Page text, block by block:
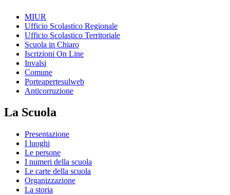
MIUR
Ufficio Scolastico Regionale
Ufficio Scolastico Territoriale
Scuola in Chiaro
Iscrizioni On Line
Invalsi
Comune
Porteapertesulweb
Anticorruzione
La Scuola
Presentazione
I luoghi
Le persone
I numeri della scuola
Le carte della scuola
Organizzazione
La storia